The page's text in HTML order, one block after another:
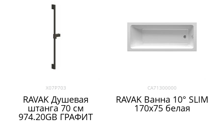
X07P703
RAVAK Душевая
штанга 70 см
974.20GB ГРАФИТ
CA71300000
RAVAK Ванна 10° SLIM
170х75 белая